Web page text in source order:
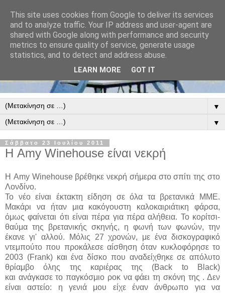
▼
▼
Σάββατο 23 Ιουλίου 2011
Η Amy Winehouse είναι νεκρή
Η Amy Winehouse βρέθηκε νεκρή σήμερα στο σπίτι της στο
Λονδίνο.
Το νέο είναι έκτακτη είδηση σε όλα τα βρετανικά ΜΜΕ.
Μακάρι να ήταν μια κακόγουστη καλοκαιριάτικη φάρσα,
όμως φαίνεται ότι είναι πέρα για πέρα αλήθεια. Το κορίτσι-
θαύμα της βρετανικής σκηνής, η φωνή των φωνών, την
έκανε γι' αλλού. Μόλις 27 χρονών, με ένα δισκογραφικό
ντεμπούτο που προκάλεσε αίσθηση όταν κυκλοφόρησε το
2003 (Frank) και ένα δίσκο που αναδείχθηκε σε απόλυτο
θρίαμβο όλης της καριέρας της (Back to Black)
και ανάγκασε το παγκόσμιο ροκ να φάει τη σκόνη της . Δεν
είναι αστείο: η γενιά μου είχε έναν άνθρωπο για να
This site uses cookies from Google to deliver its services
and to analyze traffic. Your IP address and user-agent are
shared with Google along with performance and security
metrics to ensure quality of service, generate usage
statistics, and to detect and address abuse.
LEARN MORE GOT IT